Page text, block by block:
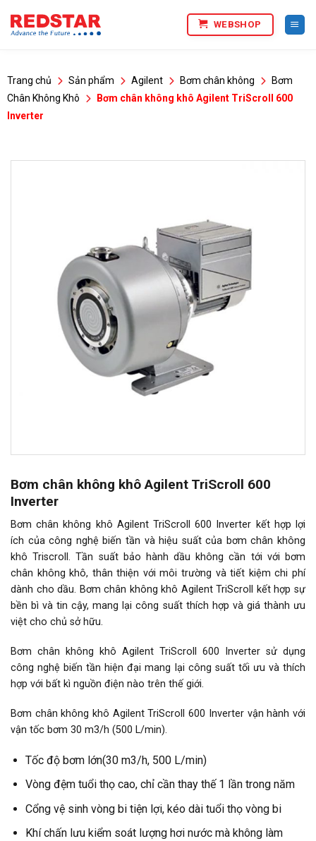
qua
WEBSHOP
Trang chủ Sản phẩm Agilent Bơm chân không
Bơm
Chân Không Khô
Bơm chân không khô Agilent TriScroll 600
Inverter
Bơm chân không khô Agilent TriScroll 600
Inverter
Bơm chân không khô Agilent TriScroll 600 Inverter kết hợp lợi
ích của công nghệ biến tần và hiệu suất của bơm chân không
khô Triscroll. Tần suất bảo hành dầu không cần tới với bơm
chân không khô, thân thiện với môi trường và tiết kiệm chi phí
dành cho dầu. Bơm chân không khô Agilent TriScroll kết hợp sự
bền bì và tin cậy, mang lại công suất thích hợp và giá thành ưu
việt cho chủ sở hữu.
Bơm chân không khô Agilent TriScroll 600 Inverter sử dụng
công nghệ biến tần hiện đại mang lại công suất tối ưu và thích
hợp với bất kì nguồn điện nào trên thế giới.
Bơm chân không khô Agilent TriScroll 600 Inverter vận hành với
vận tốc bơm 30 m3/h (500 L/min).
Tốc độ bơm lớn(30 m3/h, 500 L/min)
Vòng đệm tuổi thọ cao, chỉ cần thay thế 1 lần trong năm
Cổng vệ sinh vòng bi tiện lợi, kéo dài tuổi thọ vòng bi
Khí chấn lưu kiểm soát lượng hơi nước mà không làm